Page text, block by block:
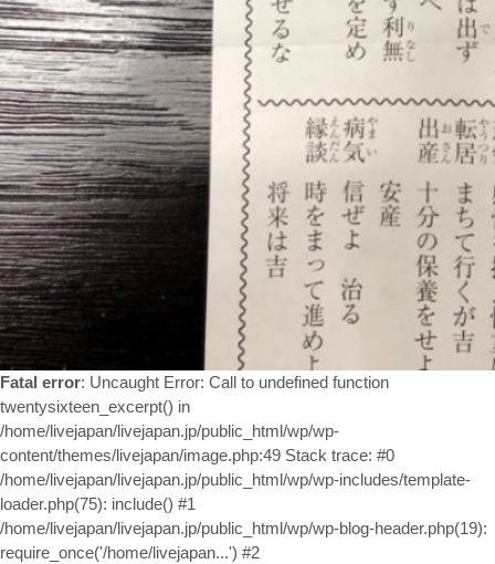
Fatal error: Uncaught Error: Call to undefined function
twentysixteen_excerpt() in
/home/livejapan/livejapan.jp/public_html/wp/wp-
content/themes/livejapan/image.php:49 Stack trace: #0
/home/livejapan/livejapan.jp/public_html/wp/wp-includes/template-
loader.php(75): include() #1
/home/livejapan/livejapan.jp/public_html/wp/wp-blog-header.php(19):
require_once('/home/livejapan...') #2